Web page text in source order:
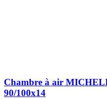
Chambre à air
90/100x14